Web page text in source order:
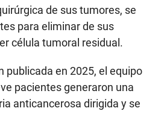
de sus tumores, se
para eliminar de sus
célula tumoral residual.
publicada en 2025, el equipo
pacientes generaron una
anticancerosa dirigida y se